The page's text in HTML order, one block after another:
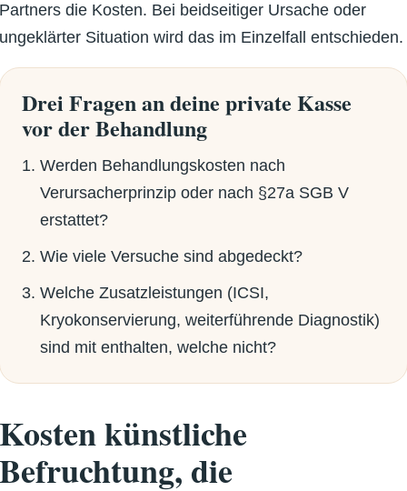
Partners die Kosten. Bei beidseitiger Ursache oder
ungeklärter Situation wird das im Einzelfall entschieden.
Drei Fragen an deine private Kasse
vor der Behandlung
Werden Behandlungskosten nach
Verursacherprinzip oder nach §27a SGB V
erstattet?
Wie viele Versuche sind abgedeckt?
Welche Zusatzleistungen (ICSI,
Kryokonservierung, weiterführende Diagnostik)
sind mit enthalten, welche nicht?
Kosten künstliche
Befruchtung, die